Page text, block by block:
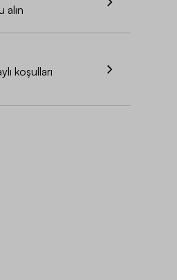
alın
koşulları